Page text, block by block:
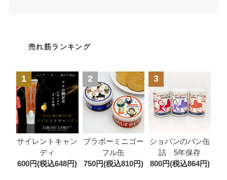
売れ筋ランキング
1
サイレントキャン
ディ
600円(税込648円)
2
ブラボーミニゴー
フル缶
750円(税込810円)
3
ショパンのパン缶
詰 5年保存
800円(税込864円)